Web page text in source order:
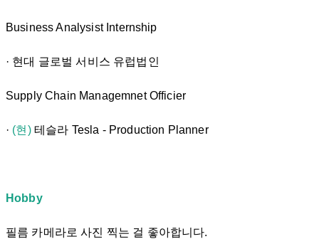
Business Analysist Internship
· 현대 글로벌 서비스 유럽법인
Supply Chain Managemnet Officier
· (현) 테슬라 Tesla - Production Planner
Hobby
필름 카메라로 사진 찍는 걸 좋아합니다.